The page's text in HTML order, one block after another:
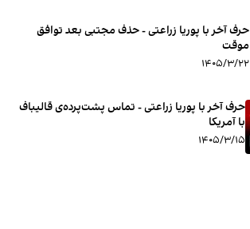
حرف آخر با پوریا زراعتی - حذف مجتبی بعد توافق
موقت
۱۴۰۵/۳/۲۲
حرف آخر با پوریا زراعتی - تماس پشت‌پرده‌ی قالیباف
با آمریکا
۱۴۰۵/۳/۱۵